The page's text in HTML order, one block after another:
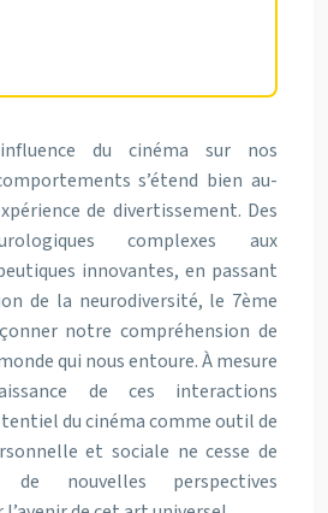
du cinéma sur nos
s’étend bien au-
de divertissement. Des
complexes aux
innovantes, en passant
de la neurodiversité, le 7ème
notre compréhension de
qui nous entoure. À mesure
de ces interactions
du cinéma comme outil de
et sociale ne cesse de
nouvelles perspectives